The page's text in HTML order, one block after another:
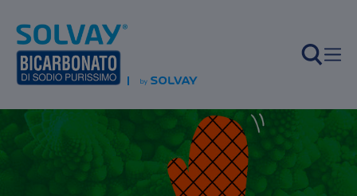
Salta al contenuto principale